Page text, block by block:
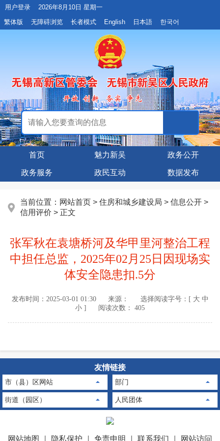
用户登录
2026年8月10日 星期一
繁体版
无障碍浏览 长者模式 English 日本語 한국어
首页 魅力新吴 政务公开
政务服务 政民互动 数据发布
当前位置： 网站首页 > 住房和城乡建设局 > 信息公开 >
信用评价 > 正文
张军秋在袁塘桥河及华甲里河整治工程
中担任总监，2025年02月25日因现场实
体安全隐患扣.5分
发布时间： 2025-03-01 01:30 来源： 选择阅读字号：[ 大 中
小 ] 阅读次数： 405
友情链接
市（县）区网站 部门
街道（园区） 人民团体
网站地图 隐私保护 免责申明 联系我们 网站访问